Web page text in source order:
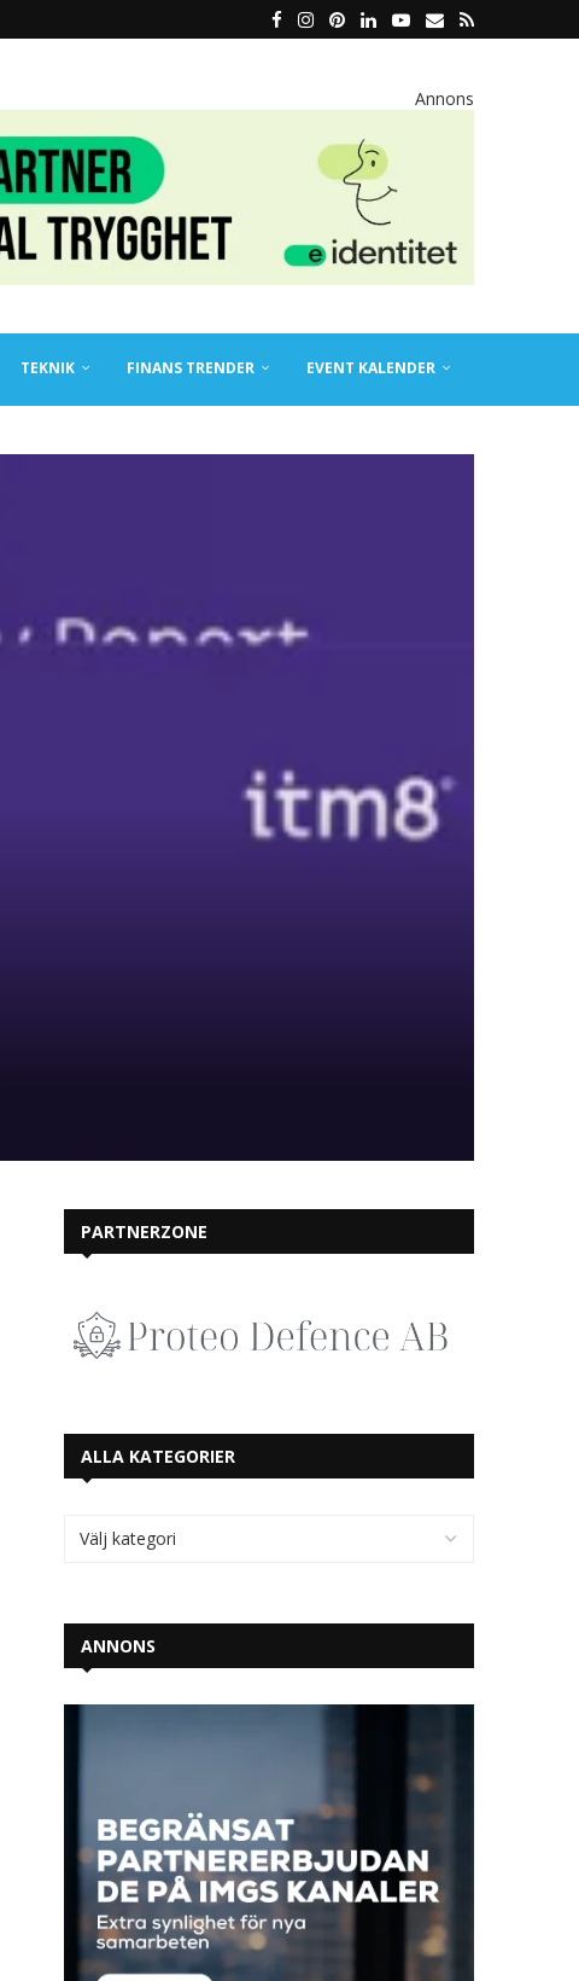
Annons
TEKNIK FINANS TRENDER EVENT KALENDER
PARTNERZONE
ALLA KATEGORIER
ANNONS